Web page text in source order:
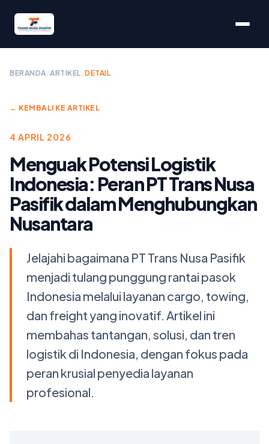
BERANDA/ARTIKEL/DETAIL
← KEMBALI KE ARTIKEL
4 APRIL 2026
Menguak Potensi Logistik
Indonesia: Peran PT Trans Nusa
Pasifik dalam Menghubungkan
Nusantara
Jelajahi bagaimana PT Trans Nusa Pasifik
menjadi tulang punggung rantai pasok
Indonesia melalui layanan cargo, towing,
dan freight yang inovatif. Artikel ini
membahas tantangan, solusi, dan tren
logistik di Indonesia, dengan fokus pada
peran krusial penyedia layanan
profesional.